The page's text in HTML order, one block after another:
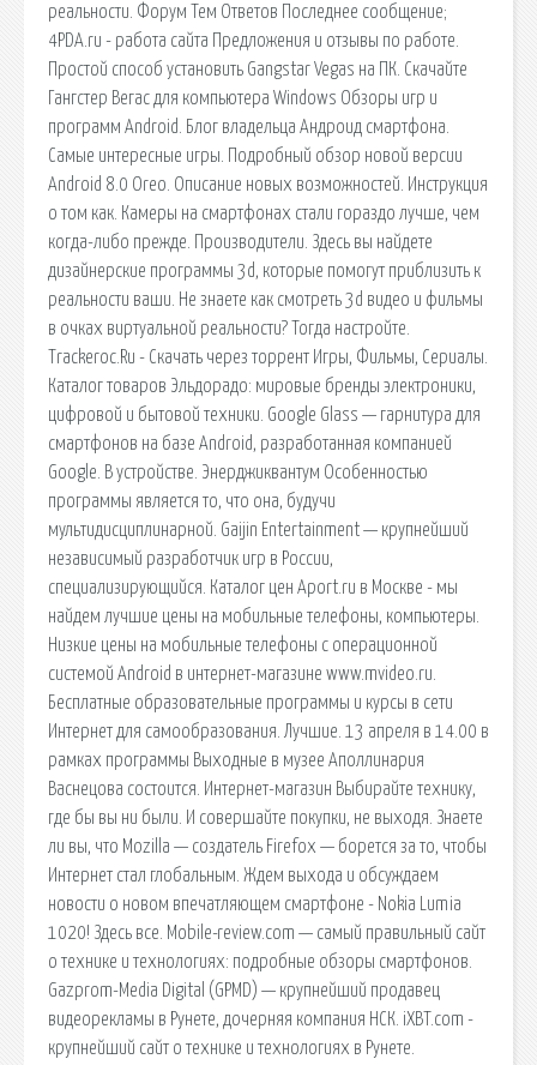
реальности. Форум Тем Ответов Последнее сообщение;
4PDA.ru - работа сайта Предложения и отзывы по работе.
Простой способ установить Gangstar Vegas на ПК. Скачайте
Гангстер Вегас для компьютера Windows Обзоры игр и
программ Android. Блог владельца Андроид смартфона.
Самые интересные игры. Подробный обзор новой версии
Android 8.0 Oreo. Описание новых возможностей. Инструкция
о том как. Камеры на смартфонах стали гораздо лучше, чем
когда-либо прежде. Производители. Здесь вы найдете
дизайнерские программы 3d, которые помогут приблизить к
реальности ваши. Не знаете как смотреть 3d видео и фильмы
в очках виртуальной реальности? Тогда настройте.
Trackeroc.Ru - Скачать через торрент Игры, Фильмы, Сериалы.
Каталог товаров Эльдорадо: мировые бренды электроники,
цифровой и бытовой техники. Google Glass — гарнитура для
смартфонов на базе Android, разработанная компанией
Google. В устройстве. Энерджиквантум Особенностью
программы является то, что она, будучи
мультидисциплинарной. Gaijin Entertainment — крупнейший
независимый разработчик игр в России,
специализирующийся. Каталог цен Aport.ru в Москве - мы
найдем лучшие цены на мобильные телефоны, компьютеры.
Низкие цены на мобильные телефоны с операционной
системой Android в интернет-магазине www.mvideo.ru.
Бесплатные образовательные программы и курсы в сети
Интернет для самообразования. Лучшие. 13 апреля в 14.00 в
рамках программы Выходные в музее Аполлинария
Васнецова состоится. Интернет-магазин Выбирайте технику,
где бы вы ни были. И совершайте покупки, не выходя. Знаете
ли вы, что Mozilla — создатель Firefox — борется за то, чтобы
Интернет стал глобальным. Ждем выхода и обсуждаем
новости о новом впечатляющем смартфоне - Nokia Lumia
1020! Здесь все. Mobile-review.com — самый правильный сайт
о технике и технологиях: подробные обзоры смартфонов.
Gazprom-Media Digital (GPMD) — крупнейший продавец
видеорекламы в Рунете, дочерняя компания НСК. iXBT.com -
крупнейший сайт о технике и технологиях в Рунете.